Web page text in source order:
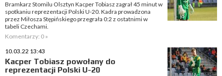
Bramkarz Stomilu Olsztyn Kacper Tobiasz zagrał 45 minut w
spotkaniu reprezentacji Polski U-20. Kadra prowadzona
przez Miłosza Stępińskiego przegrała 0:2 z ostatnimi w
tabeli Czechami.
Komentarzy: 0 »
10.03.22 13:43
Kacper Tobiasz powołany do
reprezentacji Polski U-20